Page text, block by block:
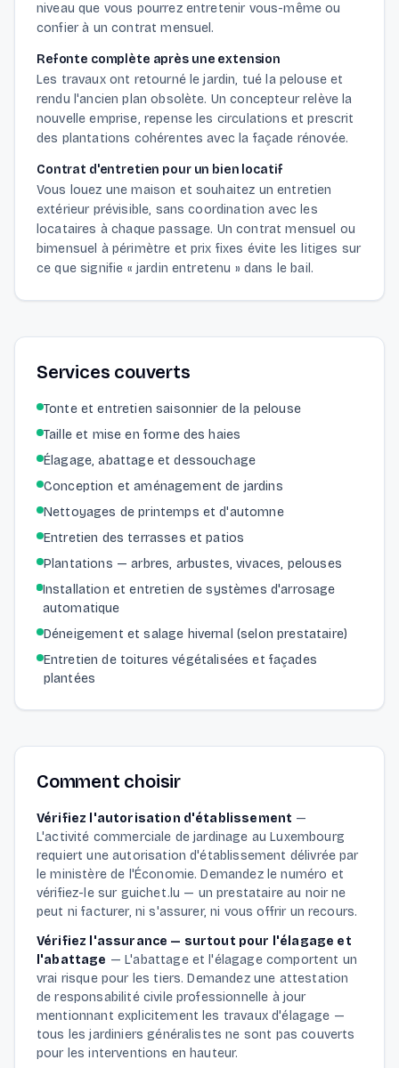
niveau que vous pourrez entretenir vous-même ou
confier à un contrat mensuel.
Refonte complète après une extension
Les travaux ont retourné le jardin, tué la pelouse et
rendu l'ancien plan obsolète. Un concepteur relève la
nouvelle emprise, repense les circulations et prescrit
des plantations cohérentes avec la façade rénovée.
Contrat d'entretien pour un bien locatif
Vous louez une maison et souhaitez un entretien
extérieur prévisible, sans coordination avec les
locataires à chaque passage. Un contrat mensuel ou
bimensuel à périmètre et prix fixes évite les litiges sur
ce que signifie « jardin entretenu » dans le bail.
Services couverts
Tonte et entretien saisonnier de la pelouse
Taille et mise en forme des haies
Élagage, abattage et dessouchage
Conception et aménagement de jardins
Nettoyages de printemps et d'automne
Entretien des terrasses et patios
Plantations — arbres, arbustes, vivaces, pelouses
Installation et entretien de systèmes d'arrosage
automatique
Déneigement et salage hivernal (selon prestataire)
Entretien de toitures végétalisées et façades
plantées
Comment choisir
Vérifiez l'autorisation d'établissement —
L'activité commerciale de jardinage au Luxembourg
requiert une autorisation d'établissement délivrée par
le ministère de l'Économie. Demandez le numéro et
vérifiez-le sur guichet.lu — un prestataire au noir ne
peut ni facturer, ni s'assurer, ni vous offrir un recours.
Vérifiez l'assurance — surtout pour l'élagage et
l'abattage —L'abattage et l'élagage comportent un
vrai risque pour les tiers. Demandez une attestation
de responsabilité civile professionnelle à jour
mentionnant explicitement les travaux d'élagage —
tous les jardiniers généralistes ne sont pas couverts
pour les interventions en hauteur.